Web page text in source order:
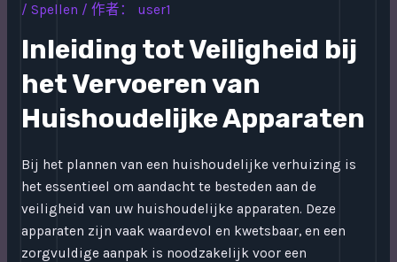
/ Spellen / 作者： user1
Inleiding tot Veiligheid bij
het Vervoeren van
Huishoudelijke Apparaten
Bij het plannen van een huishoudelijke verhuizing is
het essentieel om aandacht te besteden aan de
veiligheid van uw huishoudelijke apparaten. Deze
apparaten zijn vaak waardevol en kwetsbaar, en een
zorgvuldige aanpak is noodzakelijk voor een